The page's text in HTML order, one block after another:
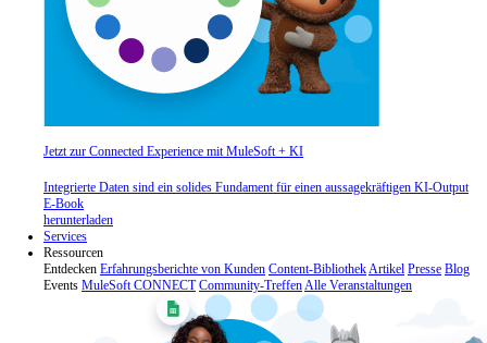
Jetzt zur Connected Experience mit MuleSoft + KI
Integrierte Daten sind ein solides Fundament für einen aussagekräftigen KI-Output
E-Book
herunterladen
Services
Ressourcen
Entdecken Erfahrungsberichte von Kunden Content-BibliothekArtikel Presse Blog
Events MuleSoft CONNECT Community-TreffenAlle Veranstaltungen